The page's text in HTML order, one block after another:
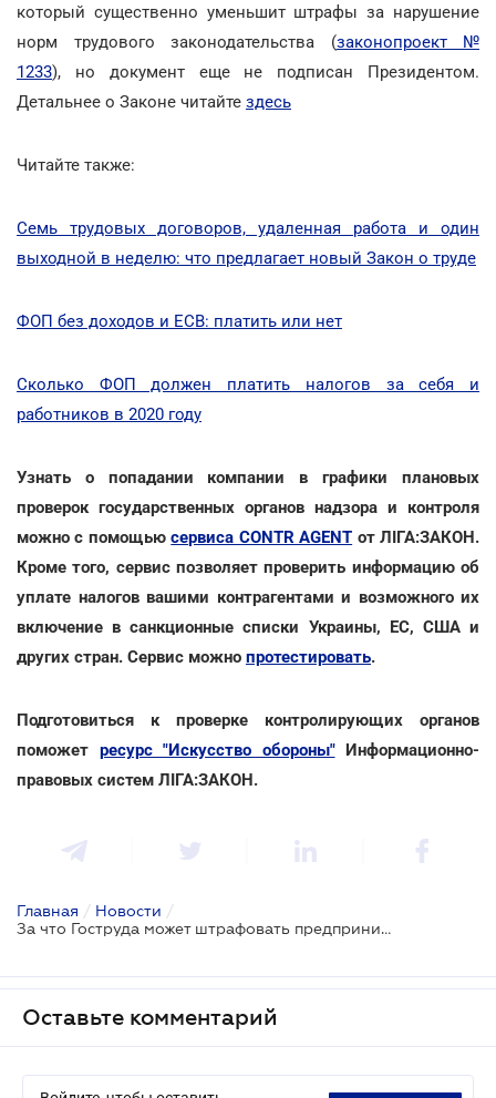
который существенно уменьшит штрафы за нарушение
норм трудового законодательства (законопроект №
1233), но документ еще не подписан Президентом.
Детальнее о Законе читайте здесь
Читайте также:
Семь трудовых договоров, удаленная работа и один
выходной в неделю: что предлагает новый Закон о труде
ФОП без доходов и ЕСВ: платить или нет
Сколько ФОП должен платить налогов за себя и
работников в 2020 году
Узнать о попадании компании в графики плановых
проверок государственных органов надзора и контроля
можно с помощьюсервиса CONTR AGENT от ЛІГА:ЗАКОН.
Кроме того, сервис позволяет проверить информацию об
уплате налогов вашими контрагентами и возможного их
включение в санкционные списки Украины, ЕС, США и
других стран. Сервис можно протестировать.
Подготовиться к проверке контролирующих органов
поможет ресурс "Искусство обороны"Информационно-
правовых систем ЛІГА:ЗАКОН.
Главная / Новости /
За что Гоструда может штрафовать предпринимателей почти на 500 тыс. грн
Оставьте комментарий